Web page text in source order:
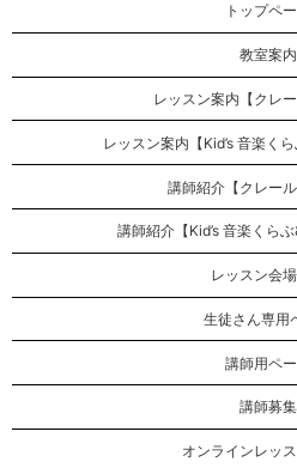
トップペ
教室案内
レッスン案内【クレー
レッスン案内【Kid’s 音楽く
講師紹介【クレール
講師紹介【Kid’s 音楽くら
レッスン会
生徒さん専用
講師用ペ
講師募集
オンラインレッ